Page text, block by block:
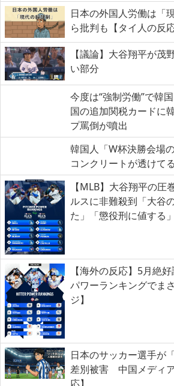
日本の外国人労働は「
ら批判も【タイ人の反応
【議論】大谷翔平が茂
い部分
今度は“強制労働”で韓
国の追加関税カードに
プ罵倒が噴出
韓国人「W杯決勝会場
コンクリートが透けて
【MLB】大谷翔平の
ルスに非難殺到「大谷
た」「懲役刑に値する」
【海外の反応】5月絶
パワーランキングでま
ジ】
日本のサッカー選手が
差別被害 中国メディ